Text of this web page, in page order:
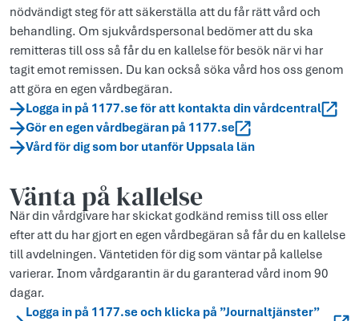
nödvändigt steg för att säkerställa att du får rätt vård och
behandling. Om sjukvårdspersonal bedömer att du ska
remitteras till oss så får du en kallelse för besök när vi har
tagit emot remissen. Du kan också söka vård hos oss genom
att göra en egen vårdbegäran.
Logga in på 1177.se för att kontakta din vårdcentral
Gör en egen vårdbegäran på 1177.se
Vård för dig som bor utanför Uppsala län
Vänta på kallelse
När din vårdgivare har skickat godkänd remiss till oss eller
efter att du har gjort en egen vårdbegäran så får du en kallelse
till avdelningen. Väntetiden för dig som väntar på kallelse
varierar. Inom vårdgarantin är du garanterad vård inom 90
dagar.
Logga in på 1177.se och klicka på ”Journaltjänster”